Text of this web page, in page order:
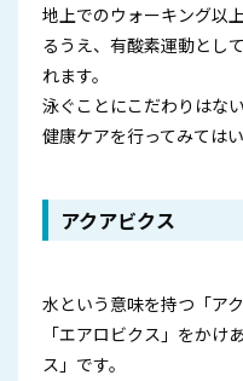
地上でのウォーキング以
るうえ、有酸素運動とし
れます。
泳ぐことにこだわりはな
健康ケアを行ってみては
アクアビクス
水という意味を持つ「ア
「エアロビクス」をかけ
ス」です。